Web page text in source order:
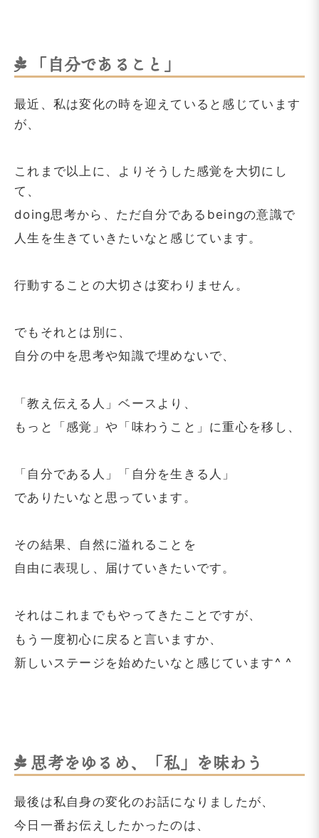
「自分であること」
最近、私は変化の時を迎えていると感じています
が、
これまで以上に、よりそうした感覚を大切にし
て、
doing思考から、ただ自分であるbeingの意識で
人生を生きていきたいなと感じています。
行動することの大切さは変わりません。
でもそれとは別に、
自分の中を思考や知識で埋めないで、
「教え伝える人」ベースより、
もっと「感覚」や「味わうこと」に重心を移し、
「自分である人」「自分を生きる人」
でありたいなと思っています。
その結果、自然に溢れることを
自由に表現し、届けていきたいです。
それはこれまでもやってきたことですが、
もう一度初心に戻ると言いますか、
新しいステージを始めたいなと感じています^ ^
思考をゆるめ、「私」を味わう
最後は私自身の変化のお話になりましたが、
今日一番お伝えしたかったのは、